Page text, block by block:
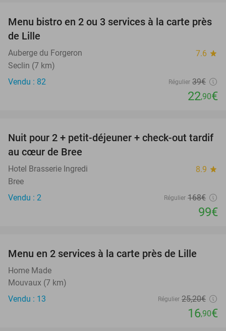
41%
Menu bistro en 2 ou 3 services à la carte près
de Lille
Auberge du Forgeron 7.6 star
Seclin (7 km)
Vendu : 82
Régulier 39€
22,90€
41%
NEW
TODAY
Nuit pour 2 + petit-déjeuner + check-out tardif
au cœur de Bree
Hotel Brasserie Ingredi 8.9 star
Bree
Vendu : 2
Régulier 168€
99€
33%
Menu en 2 services à la carte près de Lille
Home Made
Mouvaux (7 km)
Vendu : 13
Régulier 25,20€
16,90€